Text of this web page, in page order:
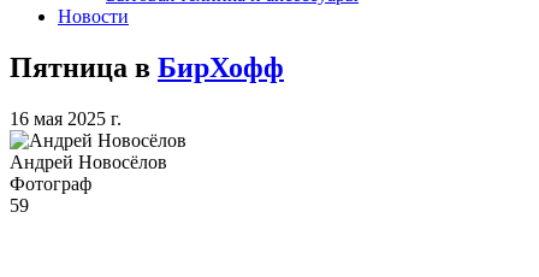
Новости
Пятница в БирХофф
16 мая 2025 г.
Андрей Новосёлов
Фотограф
59